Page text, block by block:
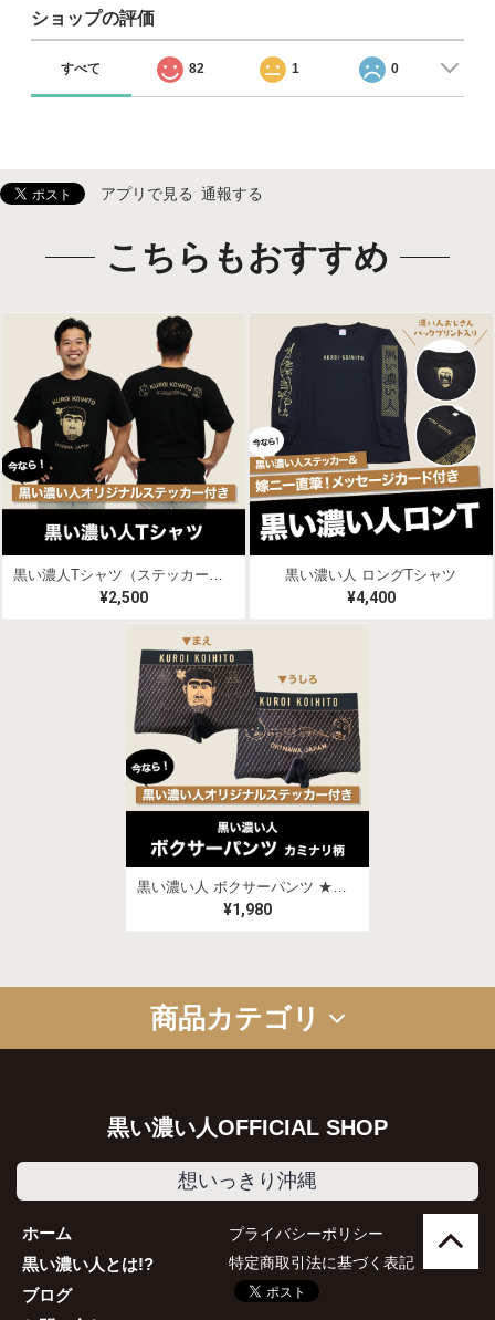
ショップの評価
すべて 82 1 0
アプリで見る 通報する
こちらもおすすめ
黒い濃人Tシャツ（ステッカー付き）
¥2,500
黒い濃い人 ロングTシャツ
¥4,400
¥1,980
商品カテゴリ
グッズ お菓子 食品 アルコール
黒い濃い人OFFICIAL SHOP
想いっきり沖縄
ホーム
黒い濃い人とは!?
ブログ
プライバシーポリシー
特定商取引法に基づく表記